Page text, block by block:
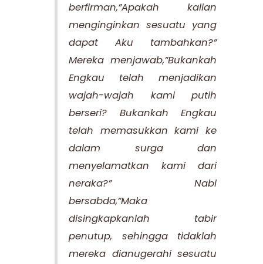
berfirman,”Apakah kalian
menginginkan sesuatu yang
dapat Aku tambahkan?”
Mereka menjawab,”Bukankah
Engkau telah menjadikan
wajah-wajah kami putih
berseri? Bukankah Engkau
telah memasukkan kami ke
dalam surga dan
menyelamatkan kami dari
neraka?” Nabi
bersabda,”Maka
disingkapkanlah tabir
penutup, sehingga tidaklah
mereka dianugerahi sesuatu